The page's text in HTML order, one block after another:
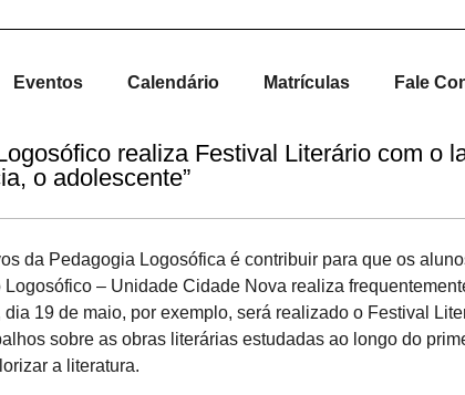
Eventos Calendário Matrículas Fale
realiza Festival Literário com o
o adolescente”
da Pedagogia Logosófica é contribuir para que os
Logosófico – Unidade Cidade Nova realiza
dia 19 de maio, por exemplo, será realizado o Festival
sobre as obras literárias estudadas ao longo do
a literatura.